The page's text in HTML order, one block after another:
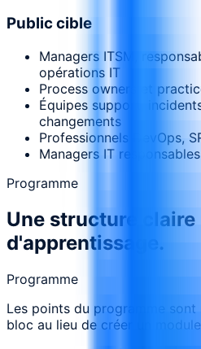
Public cible
Managers ITSM,
opérations IT
Process owners et
Équipes support,
changements
Professionnels DevOps,
Managers IT
Programme
Une structure
d'apprentissage.
Programme
Les points du programme sont
bloc au lieu de créer un